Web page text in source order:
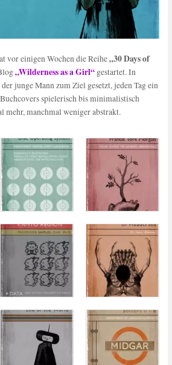
vor einigen Wochen die Reihe„30 Days of
„Wilderness as a Girl“ gestartet. In
junge Mann zum Ziel gesetzt, jeden Tag ein
spielerisch bis minimalistisch
mehr, manchmal weniger abstrakt.